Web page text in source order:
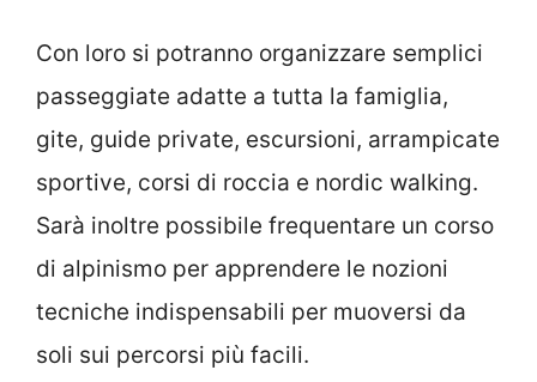
Con loro si potranno organizzare semplici
passeggiate adatte a tutta la famiglia,
gite, guide private, escursioni, arrampicate
sportive, corsi di roccia e nordic walking.
Sarà inoltre possibile frequentare un corso
di alpinismo per apprendere le nozioni
tecniche indispensabili per muoversi da
soli sui percorsi più facili.